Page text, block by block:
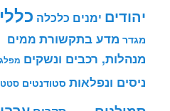
יהודים ימנים כלכלה כללי
מגדר מדע בתקשורת ממים
מנהלות, רכבים ונשקים
ניסים ונפלאות סטודנטים